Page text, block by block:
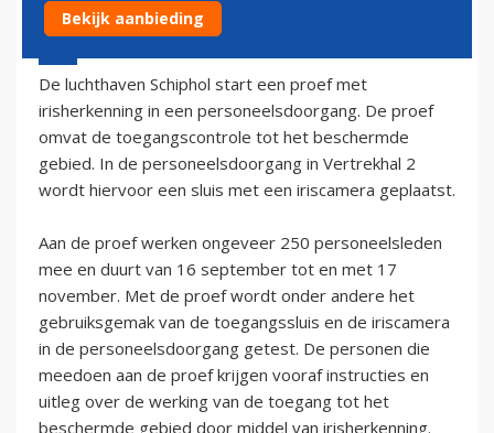
5 september 2002 - 2:00
De luchthaven Schiphol start een proef met
irisherkenning in een personeelsdoorgang. De proef
omvat de toegangscontrole tot het beschermde
gebied. In de personeelsdoorgang in Vertrekhal 2
wordt hiervoor een sluis met een iriscamera geplaatst.
Aan de proef werken ongeveer 250 personeelsleden
mee en duurt van 16 september tot en met 17
november. Met de proef wordt onder andere het
gebruiksgemak van de toegangssluis en de iriscamera
in de personeelsdoorgang getest. De personen die
meedoen aan de proef krijgen vooraf instructies en
uitleg over de werking van de toegang tot het
beschermde gebied door middel van irisherkenning.
Bekijk aanbieding